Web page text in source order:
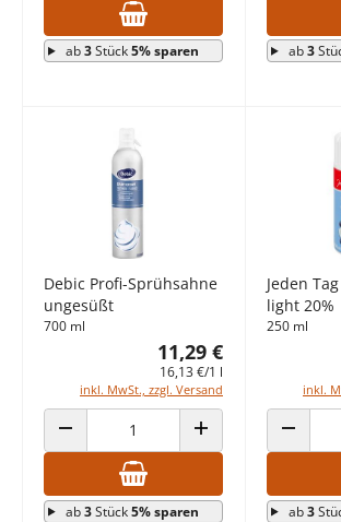
ab3Stück5% sparen ab3
Debic Profi-Sprühsahne
ungesüßt
700 ml
11,29 €
16,13 €/1 l
inkl. MwSt., zzgl. Versand
ANZAHL VERRINGERN ANZAHL ERHÖHEN
ab3Stück5% sparen
Jeden
light 20%
250 ml
inkl.
ANZAHL
ab3